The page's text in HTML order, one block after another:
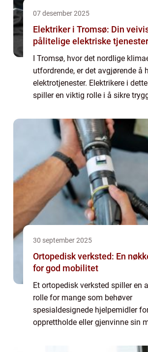
07 desember 2025
Elektriker i Tromsø: Din
pålitelige elektriske tjenester
I Tromsø, hvor det nordlige
utfordrende, er det avgjørende å
elektrotjenester. Elektrikere i
spiller en viktig rolle i å sikre
30 september 2025
Ortopedisk verksted: En
for god mobilitet
Et ortopedisk verksted spiller en
rolle for mange som behøver
spesialdesignede hjelpemidler
opprettholde eller gjenvinne sin
fotsenger, er disse verkstedene